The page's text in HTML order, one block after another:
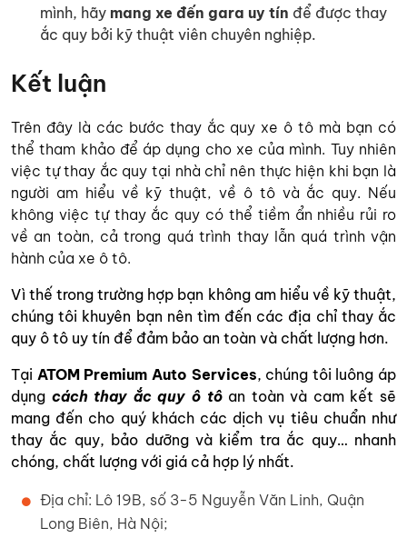
mình, hãy mang xe đến gara uy tín để được thay
ắc quy bởi kỹ thuật viên chuyên nghiệp.
Kết luận
Trên đây là các bước thay ắc quy xe ô tô mà bạn có
thể tham khảo để áp dụng cho xe của mình. Tuy nhiên
việc tự thay ắc quy tại nhà chỉ nên thực hiện khi bạn là
người am hiểu về kỹ thuật, về ô tô và ắc quy. Nếu
không việc tự thay ắc quy có thể tiềm ẩn nhiều rủi ro
về an toàn, cả trong quá trình thay lẫn quá trình vận
hành của xe ô tô.
Vì thế trong trường hợp bạn không am hiểu về kỹ thuật,
chúng tôi khuyên bạn nên tìm đến các địa chỉ thay ắc
quy ô tô uy tín để đảm bảo an toàn và chất lượng hơn.
Tại ATOM Premium Auto Services, chúng tôi luông áp
dụng cách thay ắc quy ô tôan toàn và cam kết sẽ
mang đến cho quý khách các dịch vụ tiêu chuẩn như
thay ắc quy, bảo dưỡng và kiểm tra ắc quy… nhanh
chóng, chất lượng với giá cả hợp lý nhất.
Địa chỉ: Lô 19B, số 3-5 Nguyễn Văn Linh, Quận
Long Biên, Hà Nội;